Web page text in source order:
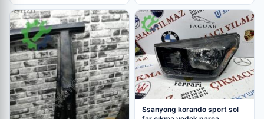
Ssanyong korando sport sol